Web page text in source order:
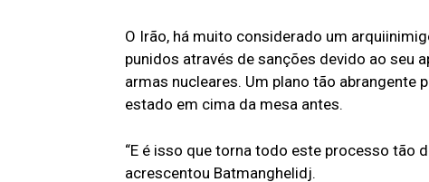
O Irão, há muito considerado um
punidos através de sanções devido ao seu
armas nucleares. Um plano tão abrangente
estado em cima da mesa antes.
“E é isso que torna todo este processo tão
acrescentou Batmanghelidj.